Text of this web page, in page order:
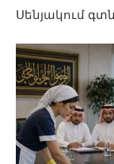
Սենյակում